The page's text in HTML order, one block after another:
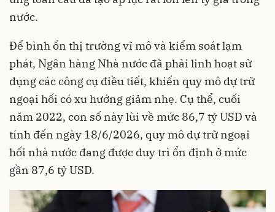
nước.
Để bình ổn thị trường vĩ mô và kiểm soát lạm
phát, Ngân hàng Nhà nước đã phải linh hoạt sử
dụng các công cụ điều tiết, khiến quy mô dự trữ
ngoại hối có xu hướng giảm nhẹ. Cụ thể, cuối
năm 2022, con số này lùi về mức 86,7 tỷ USD và
tính đến ngày 18/6/2026, quy mô dự trữ ngoại
hối nhà nước đang được duy trì ổn định ở mức
gần 87,6 tỷ USD.